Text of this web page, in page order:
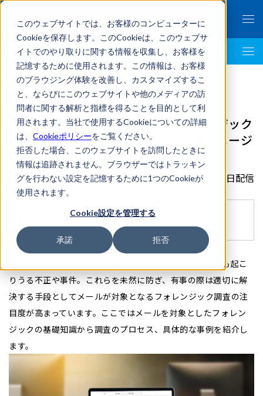
このウェブサイトでは、お客様のコンピューターに
Cookieを保存します。このCookieは、このウェブサ
イトでのやり取りに関する情報を収集し、お客様を
記憶するために使用されます。この情報は、お客様
のブラウジング体験を改善し、カスタマイズするこ
と、ならびにこのウェブサイトや他のメディアの訪
問者に関する解析と指標を得ることを目的として利
用されます。当社で使用するCookieについての詳細
は、 Cookieポリシーをご覧ください。
拒否した場合、このウェブサイトを訪問したときに
情報は追跡されません。ブラウザーではトラッキン
グを行わない設定を記憶するために1つのCookieが
使用されます。
Cookie設定を管理する
承諾 拒否
LegalTech AI Top
メールフォレンジックとは？フォレンジック
調査の方法やメールでの事例、費用イメージ
を解説
2023年07月28日配信
開く
横領などの社内不正や機密情報の漏洩など、どの企業でも起こ
りうる不正や事件。これらを未然に防ぎ、有事の際は適切に解
決する手段としてメールが対象となるフォレンジック調査の注
目度が高まっています。ここではメールを対象としたフォレン
ジックの基礎知識から調査のプロセス、具体的な事例を紹介し
ます。